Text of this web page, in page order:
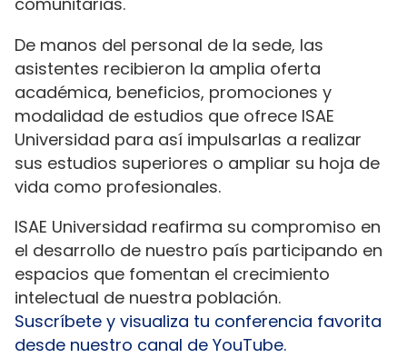
De manos del personal de la sede, las
asistentes recibieron la amplia oferta
académica, beneficios, promociones y
modalidad de estudios que ofrece ISAE
Universidad para así impulsarlas a realizar
sus estudios superiores o ampliar su hoja de
vida como profesionales.
ISAE Universidad reafirma su compromiso en
el desarrollo de nuestro país participando en
espacios que fomentan el crecimiento
intelectual de nuestra población.
Suscríbete y visualiza tu conferencia favorita
desde nuestro canal de YouTube.